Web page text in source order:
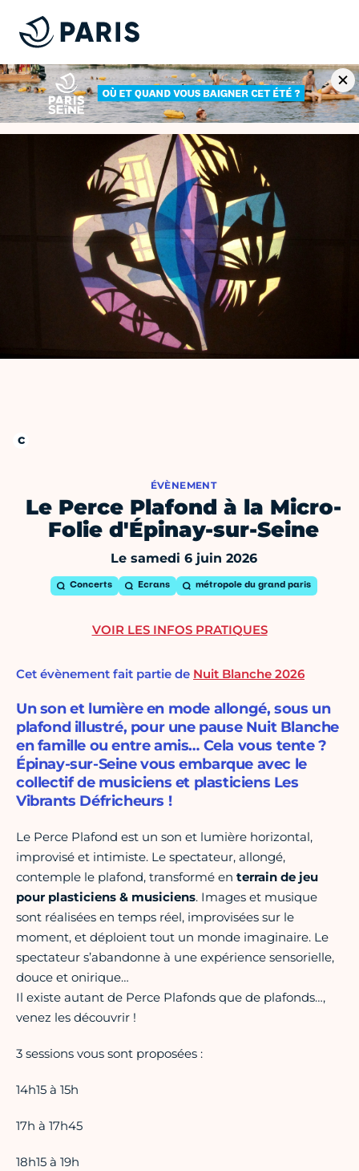
ÉVÈNEMENT
Le Perce Plafond à la Micro-
Folie d'Épinay-sur-Seine
Le samedi 6 juin 2026
Concerts Ecrans métropole du grand paris
Cet évènement fait partie de Nuit Blanche 2026
Un son et lumière en mode allongé, sous un
plafond illustré, pour une pause Nuit Blanche
en famille ou entre amis… Cela vous tente ?
Épinay-sur-Seine vous embarque avec le
collectif de musiciens et plasticiens Les
Vibrants Défricheurs !
Le Perce Plafond est un son et lumière horizontal,
improvisé et intimiste. Le spectateur, allongé,
contemple le plafond, transformé en terrain de jeu
pour plasticiens & musiciens. Images et musique
sont réalisées en temps réel, improvisées sur le
moment, et déploient tout un monde imaginaire. Le
spectateur s’abandonne à une expérience sensorielle,
douce et onirique…
Il existe autant de Perce Plafonds que de plafonds…,
venez les découvrir !
3 sessions vous sont proposées :
14h15 à 15h
17h à 17h45
18h15 à 19h
VOIR LES INFOS PRATIQUES